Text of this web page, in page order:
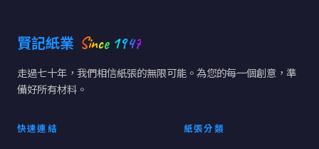
賢記紙業 Since 1947
走過七十年，我們相信紙張的無限可能。為您的每一個創意，準
備好所有材料。
快速連結 紙張分類